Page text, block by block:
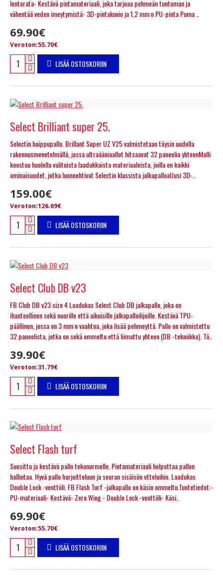
lentorata- Kestävä pintamateriaali, joka tarjoaa pehmeän tuntuman ja
vähentää veden imeytymistä- 3D-pintakuvio ja 1,2 mm:n PU-pinta Puma ..
69.90€
Veroton:55.70€
LISÄÄ OSTOSKORIIN
Select Brilliant super 25.
Selectin huippupallo. Brillant Super UZ V25 valmistetaan täysin uudella
rakennusmenetelmällä, jossa ultraääniaallot hitsaavat 32 paneelia yhteenMalli
koostuu huolella valituista laadukkaista materiaaleista, joilla on kaikki
ominaisuudet, jotka luonnehtivat Selectin klassista jalkapalloaUusi 3D-..
159.00€
Veroton:126.69€
LISÄÄ OSTOSKORIIN
Select Club DB v23
FB Club DB v23 size 4 Laadukas Select Club DB jalkapallo, joka on
ihanteellinen sekä nuorille että aikuisille jalkapalloilijoille. Kestävä TPU-
päällinen, jossa on 3 mm:n vaahtoa, joka lisää pehmeyttä. Pallo on valmistettu
32 paneelista, jotka on sekä ommeltu että liimattu yhteen (DB -tekniikka). Tä..
39.90€
Veroton:31.79€
LISÄÄ OSTOSKORIIN
Select Flash turf
Suosittu ja kestävä pallo tekonurmelle. Pintamateriaali helpottaa pallon
hallintaa. Hyvä pallo harjoitteluun ja seuran sisäisiin otteluihin. Laadukas
Double Lock -venttiili. FB Flash Turf -jalkapallo on käsin ommeltu.Tuotetiedot:-
PU-materiaali- Kestävä- Zero Wing - Double Lock -venttiili- Käsi..
69.90€
Veroton:55.70€
LISÄÄ OSTOSKORIIN